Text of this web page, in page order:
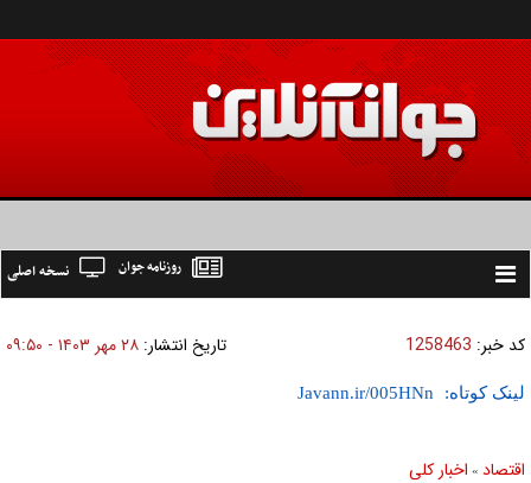
Toggle
نسخه اصلی روزنامه جوان
کد خبر: 1258463 تاریخ انتشار: ۲۸ مهر ۱۴۰۳ - ۰۹:۵۰
لینک کوتاه:
اقتصاد » اخبار کلی